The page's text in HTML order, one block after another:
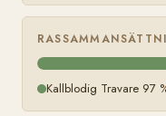
Kallblodig Travare 97